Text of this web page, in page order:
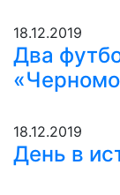
18.12.2019
Два
18.12.2019
День в